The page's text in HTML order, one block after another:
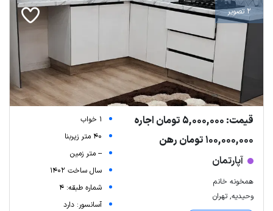
Leaflet| Map data ©ariamarz.com
2 تصویر
قیمت: 5,000,000 تومان اجاره
100,000,000 تومان رهن
آپارتمان
همخونه خانم
وحیدیه, تهران
1 خواب
40 متر زیربنا
-- متر زمین
سال ساخت 1402
شماره طبقه: 4
آسانسور: دارد